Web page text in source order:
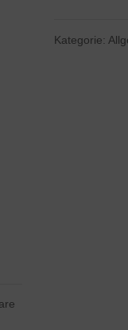
Kategorie: